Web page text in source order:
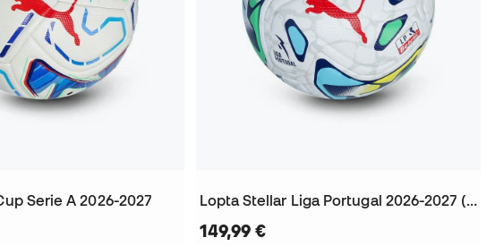
Serie A 2026-2027 Lopta Stellar Liga Portugal 2026-2027 (Fifa Quality Pro)
149,99 €